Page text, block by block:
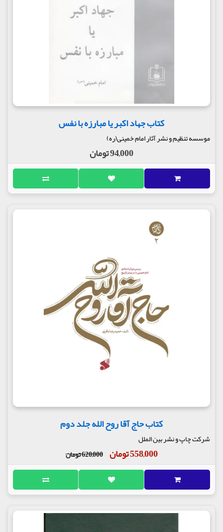
کتاب جهاد اکبر یا مبارزه با نفس
موسسه تنظیم و نشر آثار امام خمینی(ره)
94,000 تومان
کتاب حاج آقا روح الله جلد دوم
شرکت چاپ و نشر بین الملل
558,000 تومان 620,000 تومان